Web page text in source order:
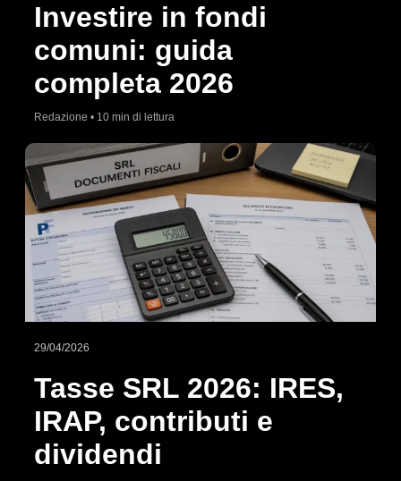
Investire in fondi
comuni: guida
completa 2026
Redazione • 10 min di lettura
29/04/2026
Tasse SRL 2026: IRES,
IRAP, contributi e
dividendi